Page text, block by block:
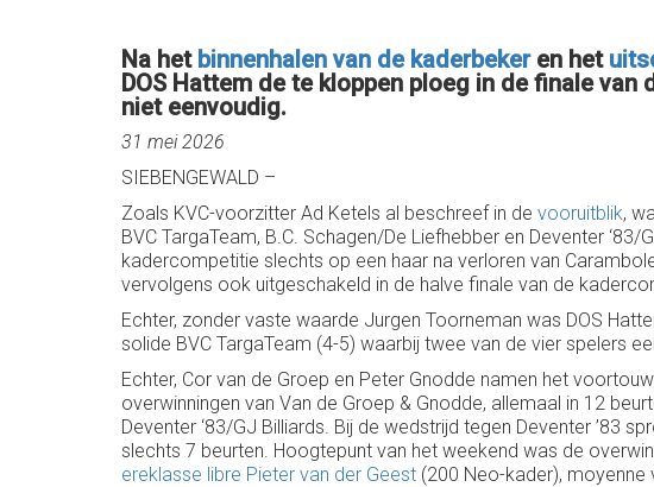
Na het binnenhalen van de kaderbekeren het
DOS Hattem de te kloppen ploeg in de finale
niet eenvoudig.
31 mei 2026
SIEBENGEWALD –
Zoals KVC-voorzitter Ad Ketels al beschreef in de vooruitblik,
BVC TargaTeam, B.C. Schagen/De Liefhebber en Deventer
kadercompetitie slechts op een haar na verloren van
vervolgens ook uitgeschakeld in de halve finale van de
Echter, zonder vaste waarde Jurgen Toorneman was DOS
solide BVC TargaTeam (4-5) waarbij twee van de vier spelers
Echter, Cor van de Groep en Peter Gnodde namen het
overwinningen van Van de Groep & Gnodde, allemaal in 12
Deventer ‘83/GJ Billiards. Bij de wedstrijd tegen Deventer ’83
slechts 7 beurten. Hoogtepunt van het weekend was de
ereklasse libre Pieter van der Geest (200 Neo-kader), moyenne